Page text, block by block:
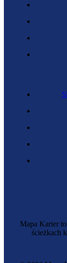
Zawód
Mapa Karier
ścieżkach